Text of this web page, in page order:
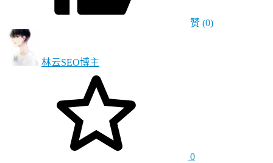
赞 (0)
林云SEO博主
0